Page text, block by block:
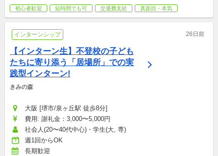
初心者歓迎 短時間でも可 交通費支給 真面目・本気
インターンシップ 26日前
【インターン生】不登校の子ども
たちに寄り添う「居場所」での実
践型インターン!
きみの森
大阪 [堺市/泉ヶ丘駅 徒歩8分]
費用: 謝礼金：3,000〜5,000円
社会人(20〜40代中心)・学生(大, 専)
週1回からOK
長期歓迎